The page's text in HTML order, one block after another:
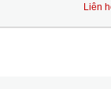
Liên